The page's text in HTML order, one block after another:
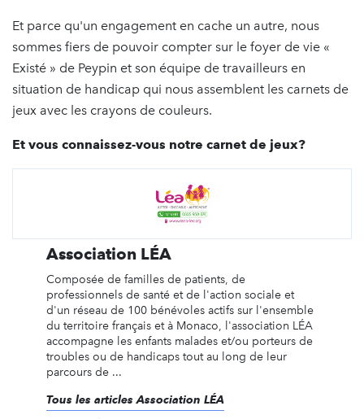
Et parce qu'un engagement en cache un autre, nous
sommes fiers de pouvoir compter sur le foyer de vie «
Existé » de Peypin et son équipe de travailleurs en
situation de handicap qui nous assemblent les carnets de
jeux avec les crayons de couleurs.
Et vous connaissez-vous notre carnet de jeux?
Association LÉA
Composée de familles de patients, de
professionnels de santé et de l'action sociale et
d'un réseau de 100 bénévoles actifs sur l'ensemble
du territoire français et à Monaco, l'association LÉA
accompagne les enfants malades et/ou porteurs de
troubles ou de handicaps tout au long de leur
parcours de ...
Tous les articles Association LÉA